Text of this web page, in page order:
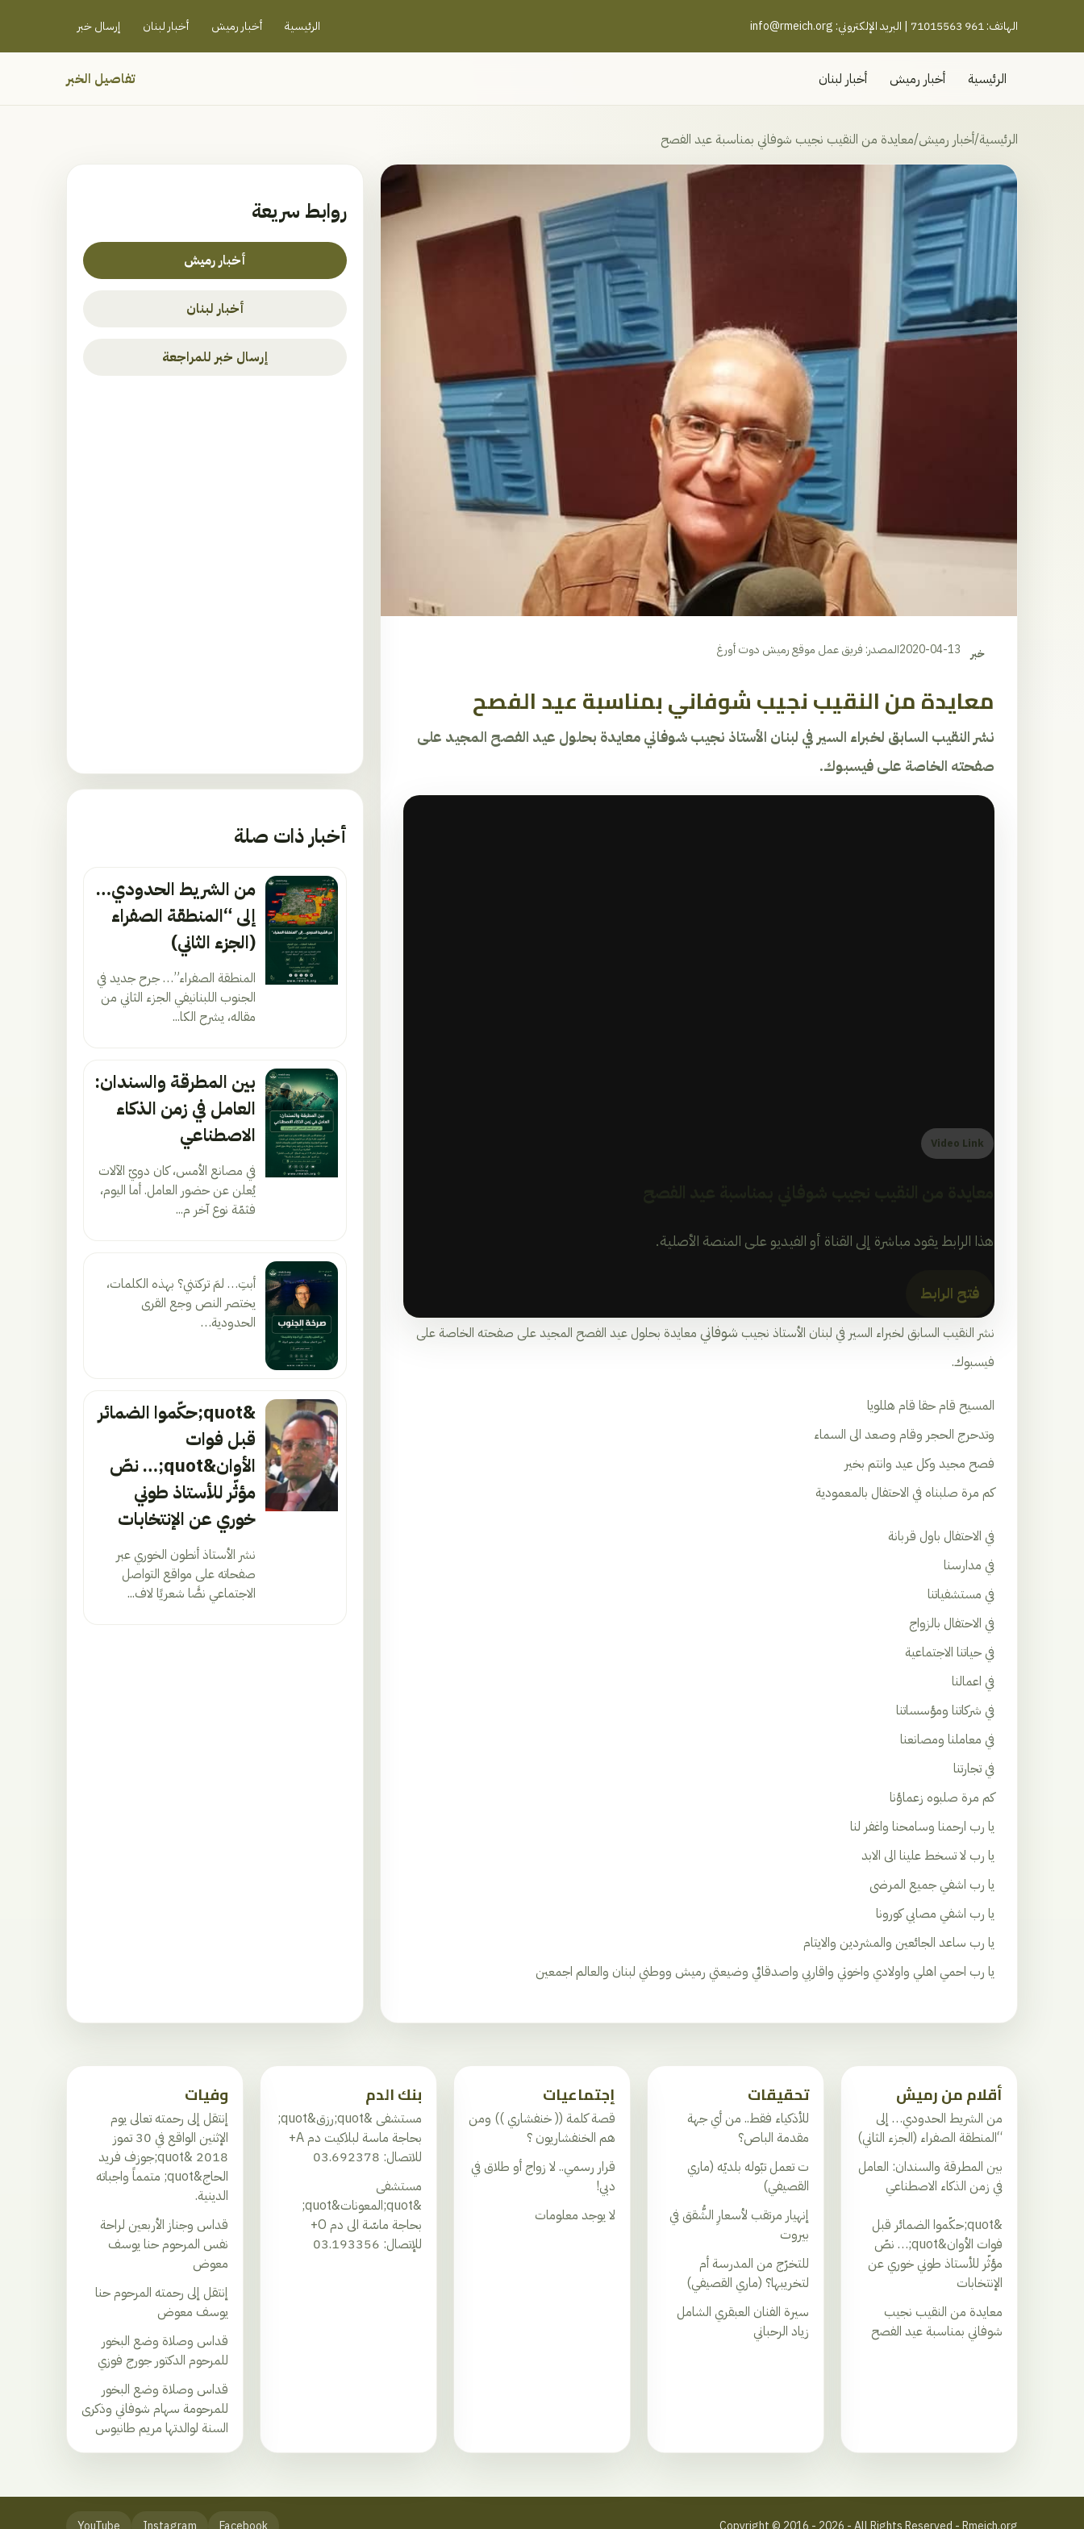
الهاتف: 961 71015563 | البريد الإلكتروني: info@rmeich.org الرئيسية أخبار رميش أخبار لبنان إرسال خبر
الرئيسية أخبار رميش أخبار لبنان تفاصيل الخبر
الرئيسية/أخبار رميش/معايدة من النقيب نجيب شوفاني بمناسبة عيد الفصح
خبر 2020-04-13المصدر: فريق عمل موقع رميش دوت أورغ
معايدة من النقيب نجيب شوفاني بمناسبة عيد الفصح
نشر النقيب السابق لخبراء السير في لبنان الأستاذ نجيب شوفاني معايدة بحلول عيد الفصح المجيد على
صفحته الخاصة على فيسبوك.
Video Link
هذا الرابط يقود مباشرة إلى القناة أو الفيديو على المنصة الأصلية.
فتح الرابط
نشر النقيب السابق لخبراء السير في لبنان الأستاذ نجيب شوفاني معايدة بحلول عيد الفصح المجيد على صفحته الخاصة على
فيسبوك.
المسيح قام حقا قام هللويا
وتدحرج الحجر وقام وصعد الى السماء
فصح مجيد وكل عيد وانتم بخير
كم مرة صلبناه في الاحتفال بالمعمودية
في الاحتفال باول قربانة
في مدارسنا
في مستشفياتنا
في الاحتفال بالزواج
في حياتنا الاجتماعية
في اعمالنا
في شركاتنا ومؤسساتنا
في معاملنا ومصانعنا
في تجارتنا
كم مرة صلبوه زعماؤنا
يا رب ارحمنا وسامحنا واغفر لنا
يا رب لا تسخط علينا الى الابد
يا رب اشفي جميع المرضى
يا رب اشفي مصابي كورونا
يا رب ساعد الجائعين والمشردين والايتام
يا رب احمي اهلي واولادي واخوتي واقاربي واصدقائي وضيعتي رميش ووطني لبنان والعالم اجمعين
روابط سريعة
أخبار رميش
أخبار لبنان
إرسال خبر للمراجعة
أخبار ذات صلة
من الشريط الحدودي…
إلى “المنطقة الصفراء
(الجزء الثاني)
المنطقة الصفراء”… جرح جديد في
الجنوب اللبنانيفي الجزء الثاني من
مقاله، يشرح الكا...
بين المطرقة والسندان:
العامل في زمن الذكاء
الاصطناعي
في مصانع الأمس، كان دويّ الآلات
يُعلن عن حضور العامل. أما اليوم،
فثمّة نوع آخر م...
أبتِ… لمَ تركتني؟ بهذه الكلمات،
يختصر النص وجع القرى
الحدودية…
&quot;حكّموا الضمائر
قبل فوات
الأوان&quot;… نصّ
مؤثّر للأستاذ طوني
خوري عن الإنتخابات
نشر الأستاذ أنطون الخوري عبر
صفحاته على مواقع التواصل
الاجتماعي نصًّا شعريًا لاف...
أقلام من رميش
من الشريط الحدودي… إلى
“المنطقة الصفراء (الجزء الثاني)
بين المطرقة والسندان: العامل
في زمن الذكاء الاصطناعي
&quot;حكّموا الضمائر قبل
فوات الأوان&quot;… نصّ
مؤثّر للأستاذ طوني خوري عن
الإنتخابات
معايدة من النقيب نجيب
شوفاني بمناسبة عيد الفصح
تحقيقات
للأذكياء فقط.. من أي جهة
مقدمة الباص؟
ت تعمل تبّوله بلديّه (ماري
القصيفي)
إنهيار مرتقب لأسعارِ الشُّقق في
بيروت
للتخرّج من المدرسة أم
لتخريبها؟ (ماري القصيفي)
سيرة الفنان العبقري الشامل
زياد الرحباني
إجتماعيات
قصة كلمة (( خنفشاري )) ومن
هم الخنفشاريون ؟
قرار رسمي.. لا زواج أو طلاق في
دبي!
لا يوجد معلومات
بنك الدم
مستشفى &quot;رزق&quot;
بحاجة ماسة لبلاكيت دم A+
للاتصال: 03.692378
مستشفى
&quot;المعونات&quot;
بحاجة ماسّة الى دم O+
للإتصال: 03.193356
وفيات
إنتقل إلى رحمته تعالى يوم
الإثنين الواقع في 30 تموز
2018 &quot;جوزف فريد
الحاج&quot; متمماً واجباته
الدينية.
قداس وجناز الأربعين لراحة
نفس المرحوم حنا يوسف
معوض
إنتقل إلى رحمته المرحوم حنا
يوسف معوض
قداس وصلاة وضع البخور
للمرحوم الدكتور جورج فوزي
قداس وصلاة وضع البخور
للمرحومة سهام شوفاني وذكرى
السنة لوالدتها مريم طانيوس